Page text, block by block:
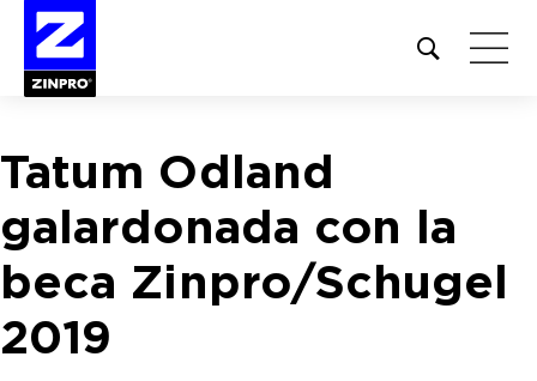
Open
site
Buscar:
Tatum Odland
galardonada con la
beca Zinpro/Schugel
2019